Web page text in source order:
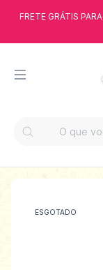
FRETE GRÁTIS
ESGOTADO